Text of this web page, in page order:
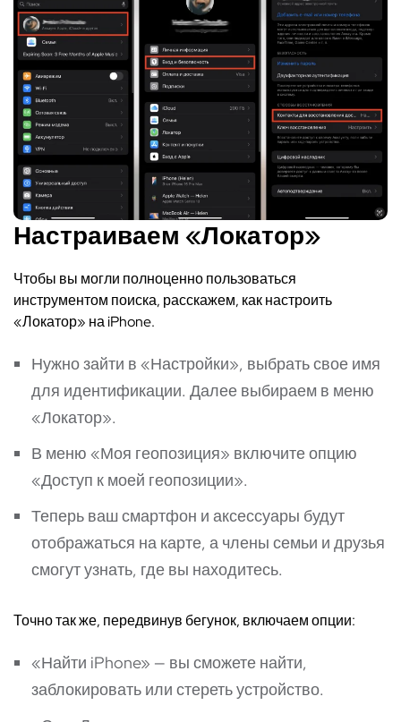
Настраиваем «Локатор»
Чтобы вы могли полноценно пользоваться
инструментом поиска, расскажем, как настроить
«Локатор» на iPhone.
Нужно зайти в «Настройки», выбрать свое имя
для идентификации. Далее выбираем в меню
«Локатор».
В меню «Моя геопозиция» включите опцию
«Доступ к моей геопозиции».
Теперь ваш смартфон и аксессуары будут
отображаться на карте, а члены семьи и друзья
смогут узнать, где вы находитесь.
Точно так же, передвинув бегунок, включаем опции:
«Найти iPhone» — вы сможете найти,
заблокировать или стереть устройство.